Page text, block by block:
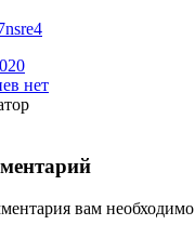
нет
вам необходимо